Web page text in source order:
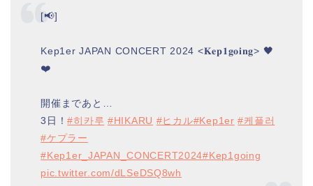
[📢]
Kep1er JAPAN CONCERT 2024 <𝐊𝐞𝐩𝟏𝐠𝐨𝐢𝐧𝐠> 🖤
❤️
開催まであと…
3日！#히카루 #HIKARU #ヒカル#Kep1er #케플러
#ケプラー
#Kep1er_JAPAN_CONCERT2024#Kep1going
pic.twitter.com/dLSeDSQ8wh